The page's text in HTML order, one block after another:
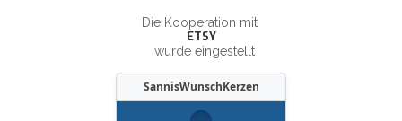
Die Kooperation mit
ETSY
wurde eingestellt
SannisWunschKerzen